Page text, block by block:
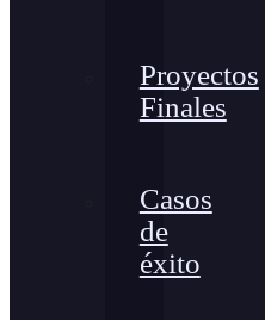
Proyectos
Finales
Casos
de
éxito